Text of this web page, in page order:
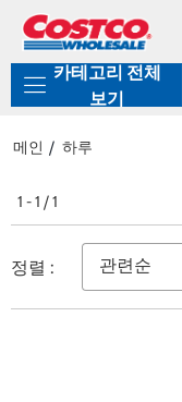
로
기
가
카테고리 전체
보기
메인 하루
1 - 1 / 1
정렬 :